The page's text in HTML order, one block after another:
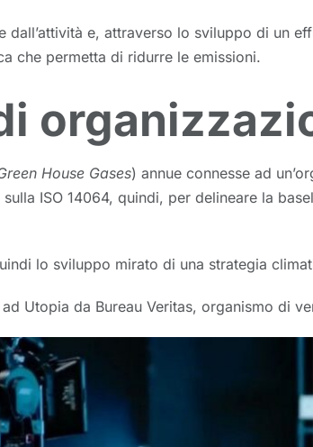
e, attraverso lo sviluppo di un
che permetta di ridurre le emissioni.
House Gases) annue connesse ad
ISO 14064, quindi, per delineare la
lo sviluppo mirato di una strategia
Utopia da Bureau Veritas, organismo di